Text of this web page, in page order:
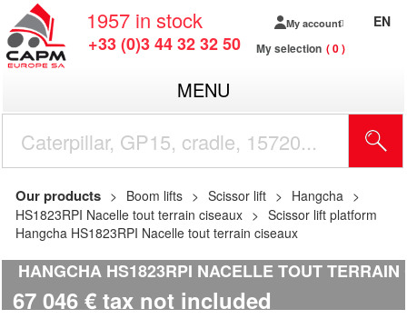
1957 in stock
+33 (0)3 44 32 32 50
My account
My selection 0
EN
MENU
Our products Boom lifts Scissor lift
Hangcha
HS1823RPI Nacelle tout terrain ciseaux
Scissor lift platform
Hangcha HS1823RPI Nacelle tout terrain ciseaux
HANGCHA HS1823RPI NACELLE TOUT TERRAIN
67 046 € tax not included